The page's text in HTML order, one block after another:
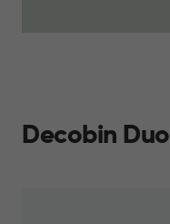
Decobin Duo